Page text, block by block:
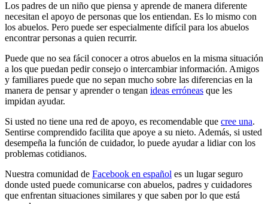
Los padres de un niño que piensa y aprende de manera diferente
necesitan el apoyo de personas que los entiendan. Es lo mismo con
los abuelos. Pero puede ser especialmente difícil para los abuelos
encontrar personas a quien recurrir.
Puede que no sea fácil conocer a otros abuelos en la misma situación
a los que puedan pedir consejo o intercambiar información. Amigos
y familiares puede que no sepan mucho sobre las diferencias en la
manera de pensar y aprender o tengan ideas erróneas que les
impidan ayudar.
Si usted no tiene una red de apoyo, es recomendable que cree una.
Sentirse comprendido facilita que apoye a su nieto. Además, si usted
desempeña la función de cuidador, lo puede ayudar a lidiar con los
problemas cotidianos.
Nuestra comunidad de Facebook en español es un lugar seguro
donde usted puede comunicarse con abuelos, padres y cuidadores
que enfrentan situaciones similares y que saben por lo que está